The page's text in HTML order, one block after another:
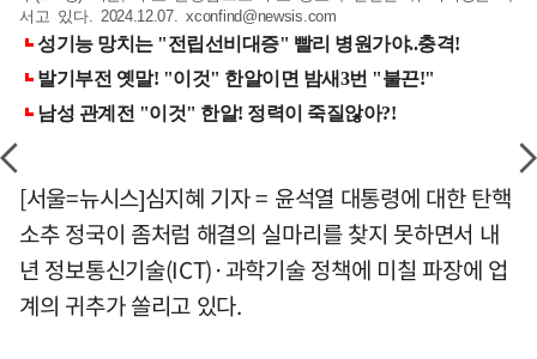
서고 있다. 2024.12.07.xconfind@newsis.com
[서울=뉴시스]심지혜 기자 = 윤석열 대통령에 대한 탄핵
소추 정국이 좀처럼 해결의 실마리를 찾지 못하면서 내
년 정보통신기술(ICT)·과학기술 정책에 미칠 파장에 업
계의 귀추가 쏠리고 있다.